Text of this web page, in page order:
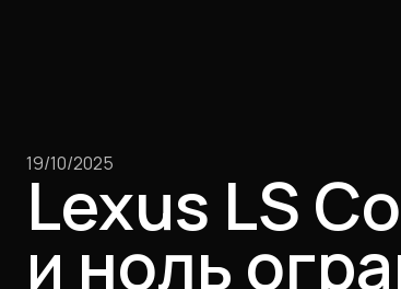
19/10/2025
Lexus LS
и ноль